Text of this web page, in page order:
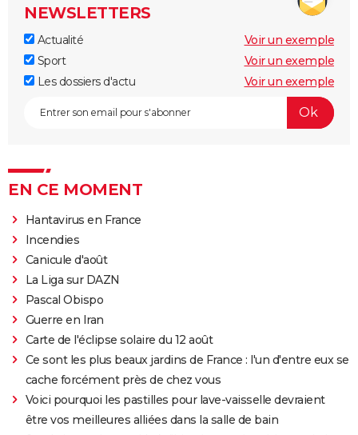
NEWSLETTERS
Actualité
Voir un exemple
Sport
Voir un exemple
Les dossiers d'actu
Voir un exemple
EN CE MOMENT
Hantavirus en France
Incendies
Canicule d'août
La Liga sur DAZN
Pascal Obispo
Guerre en Iran
Carte de l'éclipse solaire du 12 août
Ce sont les plus beaux jardins de France : l'un d'entre eux se
cache forcément près de chez vous
Voici pourquoi les pastilles pour lave-vaisselle devraient
être vos meilleures alliées dans la salle de bain